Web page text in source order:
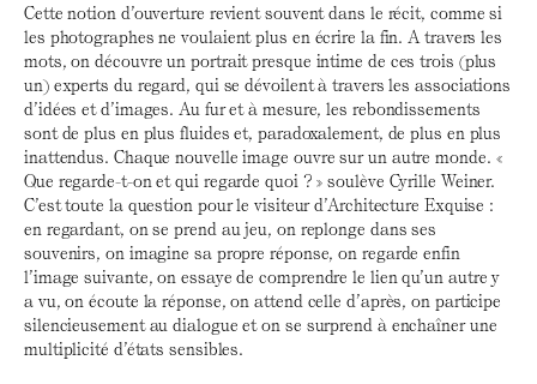
Cette notion d’ouverture revient souvent dans le récit, comme si
les photographes ne voulaient plus en écrire la fin. A travers les
mots, on découvre un portrait presque intime de ces trois (plus
un) experts du regard, qui se dévoilent à travers les associations
d’idées et d’images. Au fur et à mesure, les rebondissements
sont de plus en plus fluides et, paradoxalement, de plus en plus
inattendus. Chaque nouvelle image ouvre sur un autre monde. «
Que regarde-t-on et qui regarde quoi ? » soulève Cyrille Weiner.
C’est toute la question pour le visiteur d’Architecture Exquise :
en regardant, on se prend au jeu, on replonge dans ses
souvenirs, on imagine sa propre réponse, on regarde enfin
l’image suivante, on essaye de comprendre le lien qu’un autre y
a vu, on écoute la réponse, on attend celle d’après, on participe
silencieusement au dialogue et on se surprend à enchaîner une
multiplicité d’états sensibles.